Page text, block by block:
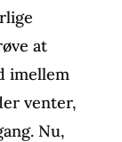
at
imellem
venter,
Nu,